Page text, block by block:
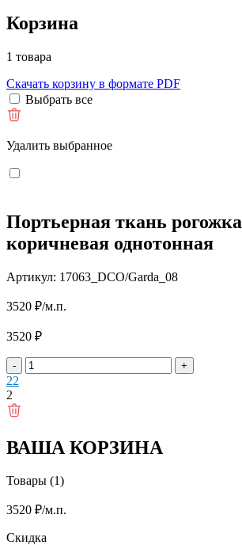
Корзина
1 товара
Скачать корзину в формате PDF
Выбрать все
Удалить выбранное
Портьерная ткань рогожка
коричневая однотонная
Артикул: 17063_DCO/Garda_08
3520 ₽/м.п.
3520 ₽
- +
22
2
ВАША КОРЗИНА
Товары (1)
3520 ₽/м.п.
Скидка